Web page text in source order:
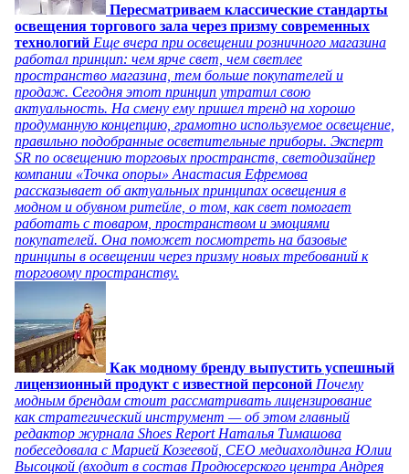
Пересматриваем классические стандарты
освещения торгового зала через призму современных
технологий Еще вчера при освещении розничного магазина
работал принцип: чем ярче свет, чем светлее
пространство магазина, тем больше покупателей и
продаж. Сегодня этот принцип утратил свою
актуальность. На смену ему пришел тренд на хорошо
продуманную концепцию, грамотно используемое освещение,
правильно подобранные осветительные приборы. Эксперт
SR по освещению торговых пространств, светодизайнер
компании «Точка опоры» Анастасия Ефремова
рассказывает об актуальных принципах освещения в
модном и обувном ритейле, о том, как свет помогает
работать с товаром, пространством и эмоциями
покупателей. Она поможет посмотреть на базовые
принципы в освещении через призму новых требований к
торговому пространству.
Как модному бренду выпустить успешный
лицензионный продукт с известной персоной Почему
модным брендам стоит рассматривать лицензирование
как стратегический инструмент — об этом главный
редактор журнала Shoes Report Наталья Тимашова
побеседовала с Марией Козеевой, СЕО медиахолдинга Юлии
Высоцкой (входит в состав Продюсерского центра Андрея